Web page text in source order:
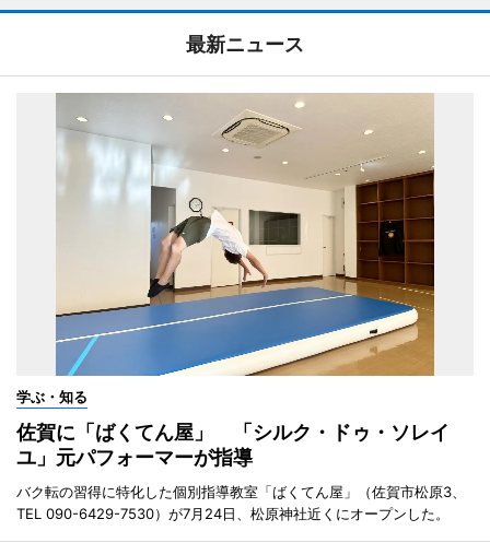
最新ニュース
学ぶ・知る
佐賀に「ばくてん屋」 「シルク・ドゥ・ソレイ
ユ」元パフォーマーが指導
バク転の習得に特化した個別指導教室「ばくてん屋」（佐賀市松原3、
TEL 090-6429-7530）が7月24日、松原神社近くにオープンした。